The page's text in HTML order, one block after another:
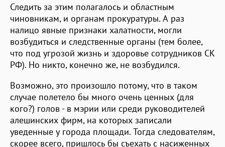
Следить за этим полагалось и областным
чиновникам, и органам прокуратуры. А раз
налицо явные признаки халатности, могли
возбудиться и следственные органы (тем более,
что под угрозой жизнь и здоровье сотрудников СК
РФ). Но никто, конечно же, не возбудился.
Возможно, это произошло потому, что в таком
случае полетело бы много очень ценных (для
кого?) голов - в мэрии или среди руководителей
алешинских фирм, на которых записали
уведенные у города площади. Тогда следователям,
скорее всего, пришлось бы съехать с насиженных